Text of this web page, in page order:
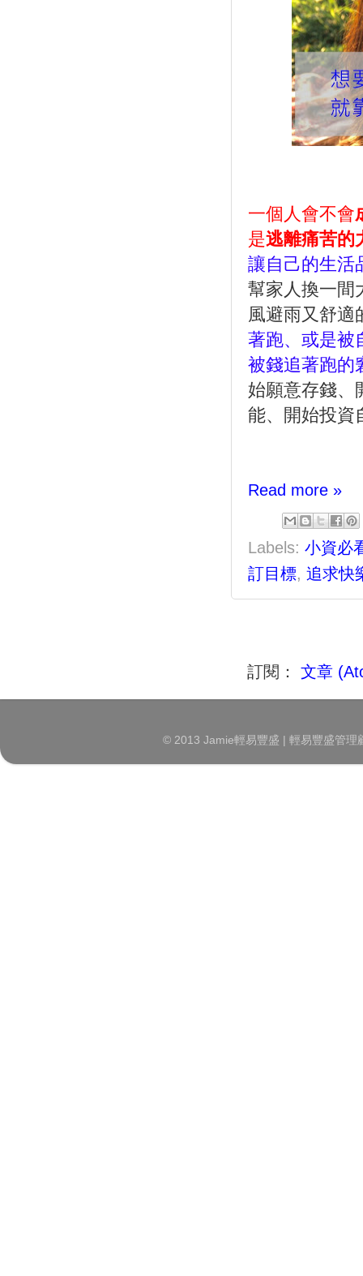
一個人會不會
是逃離痛苦的
讓自己的生活
幫家人換一間
風避雨又舒適
著跑、或是被
被錢追著跑的
始願意存錢、
能、開始投資
Read more »
Labels: 小資必
訂目標, 追求快
訂閱： 文章
© 2013 Jamie輕易豐盛 | 輕易豐盛管